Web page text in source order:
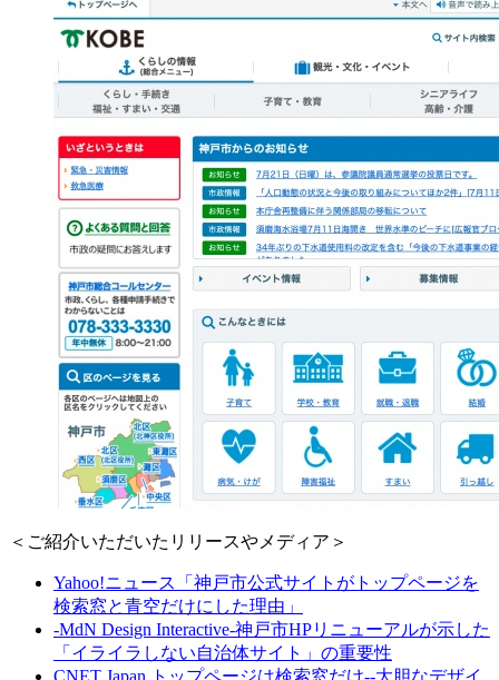
＜ご紹介いただいたリリースやメディア＞
Yahoo!ニュース「神戸市公式サイトがトップページを
検索窓と青空だけにした理由」
-MdN Design Interactive-神戸市HPリニューアルが示した
「イライラしない自治体サイト」の重要性
CNET Japan トップページは検索窓だけ--大胆なデザイ